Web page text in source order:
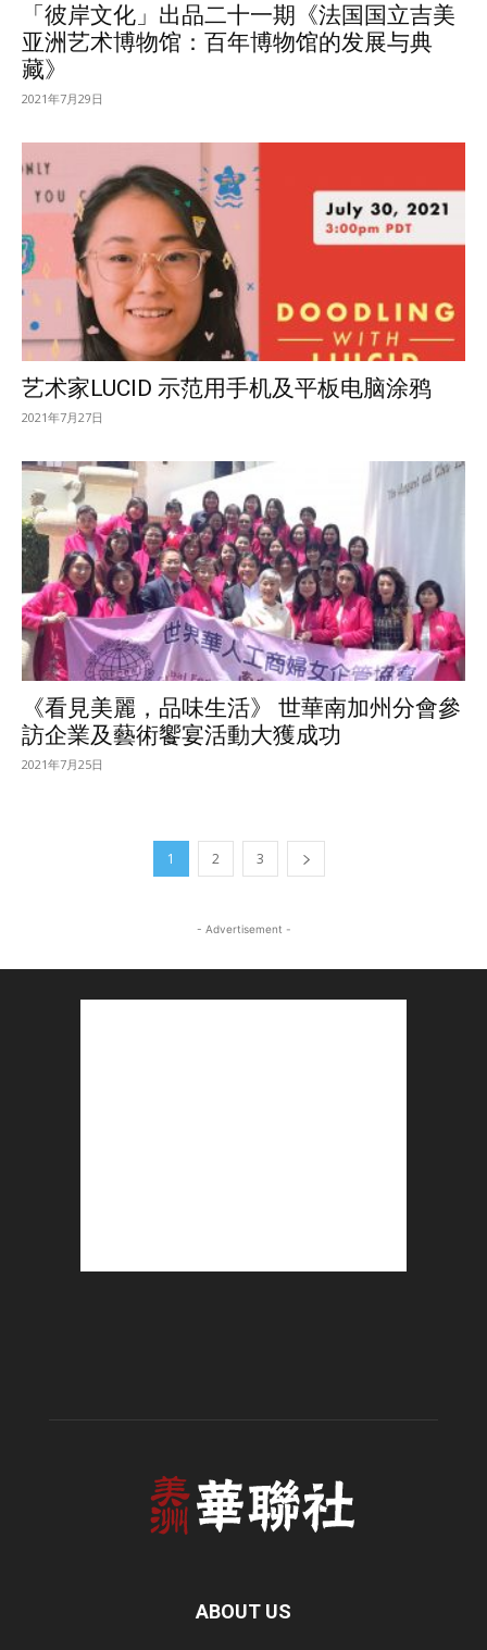
「彼岸文化」出品二十一期《法国国立吉美
亚洲艺术博物馆：百年博物馆的发展与典
藏》
2021年7月29日
艺术家LUCID 示范用手机及平板电脑涂鸦
2021年7月27日
《看見美麗，品味生活》 世華南加州分會參
訪企業及藝術饗宴活動大獲成功
2021年7月25日
1 2 3
- Advertisement -
ABOUT US